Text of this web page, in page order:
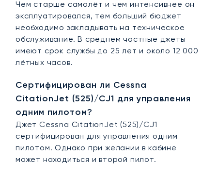
Чем старше самолёт и чем интенсивнее он
эксплуатировался, тем больший бюджет
необходимо закладывать на техническое
обслуживание. В среднем частные джеты
имеют срок службы до 25 лет и около 12 000
лётных часов.
Сертифицирован ли Cessna
CitationJet (525)/CJ1 для управления
одним пилотом?
Джет Cessna CitationJet (525)/CJ1
сертифицирован для управления одним
пилотом. Однако при желании в кабине
может находиться и второй пилот.